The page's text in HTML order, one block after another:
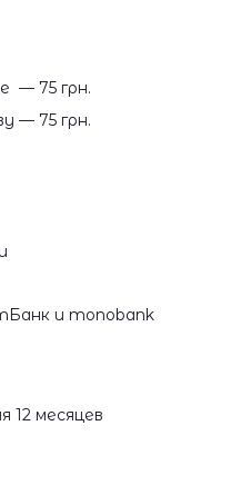
— 75 грн.
— 75 грн.
и monobank
12 месяцев